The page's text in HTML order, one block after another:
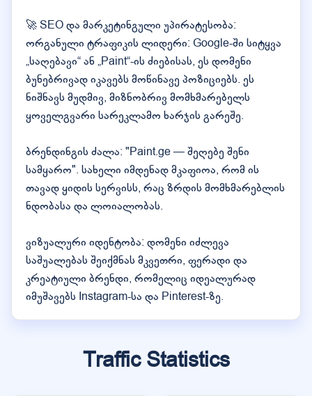
🚀 SEO და მარკეტინგული უპირატესობა:
ორგანული ტრაფიკის ლიდერი: Google-ში სიტყვა
„საღებავი“ ან „Paint“-ის ძიებისას, ეს დომენი
ბუნებრივად იკავებს მოწინავე პოზიციებს. ეს
ნიშნავს მუდმივ, მიზნობრივ მომხმარებელს
ყოველგვარი სარეკლამო ხარჯის გარეშე.
ბრენდინგის ძალა: "Paint.ge — შეღებე შენი
სამყარო". სახელი იმდენად მკაფიოა, რომ ის
თავად ყიდის სერვისს, რაც ზრდის მომხმარებლის
ნდობასა და ლოიალობას.
ვიზუალური იდენტობა: დომენი იძლევა
საშუალებას შეიქმნას მკვეთრი, ფერადი და
კრეატიული ბრენდი, რომელიც იდეალურად
იმუშავებს Instagram-სა და Pinterest-ზე.
Traffic Statistics